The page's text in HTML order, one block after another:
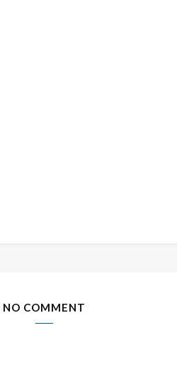
NO COMMENT